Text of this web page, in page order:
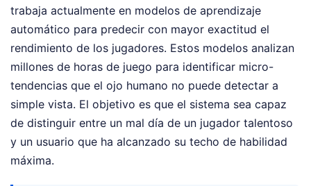
trabaja actualmente en modelos de aprendizaje
automático para predecir con mayor exactitud el
rendimiento de los jugadores. Estos modelos analizan
millones de horas de juego para identificar micro-
tendencias que el ojo humano no puede detectar a
simple vista. El objetivo es que el sistema sea capaz
de distinguir entre un mal día de un jugador talentoso
y un usuario que ha alcanzado su techo de habilidad
máxima.